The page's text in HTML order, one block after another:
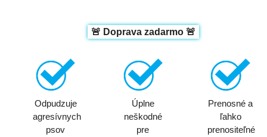
🚨 Doprava zadarmo 🚨
Odpudzuje
agresívnych
psov
Úplne
neškodné
pre
Prenosné a
ľahko
prenositeľné